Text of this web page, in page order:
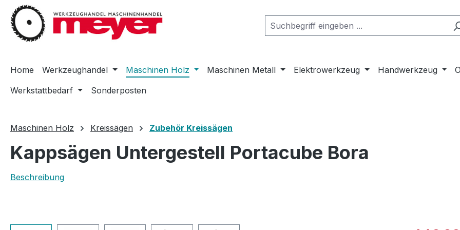
Hauptinhalt springen
Zur Suche springen
Zur Hauptnavigation springen
Home Werkzeughandel Maschinen Holz Maschinen Metall Elektrowerkzeug Handwerkzeug
Werkstattbedarf
Sonderposten
Maschinen Holz Kreissägen Zubehör Kreissägen
Kappsägen Untergestell Portacube Bora
Beschreibung